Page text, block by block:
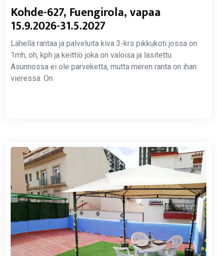
Kohde-627, Fuengirola, vapaa
15.9.2026-31.5.2027
Lähellä rantaa ja palveluita kiva 3-krs pikkukoti jossa on
1mh, oh, kph ja keittiö joka on valoisa ja lasitettu.
Asunnossa ei ole parveketta, mutta meren ranta on ihan
vieressä. On